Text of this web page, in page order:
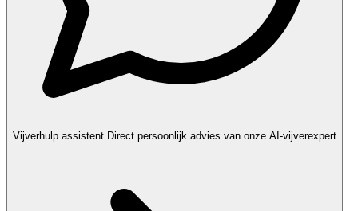
Vijverhulp assistent Direct persoonlijk advies van onze AI-vijverexpert